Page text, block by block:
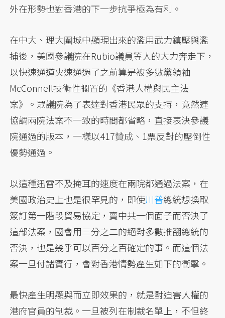
外在形勢也對香港的下一步抗爭極為有利。
在中大、理大圍城中顯現出來的濫用武力鎮壓與濫
捕後，美國參議院在Rubio議員等人的大力奔走下，
以快速通道火速通過了之前算是被多數黨領袖
McConnell技術性擱置的《香港人權與民主法
案》。眾議院為了表達對香港民眾的支持，竟然連
協調兩院法案不一致的時間都省略，直接表決參議
院通過的版本，一樣以417贊成、1票反對的壓倒性
優勢通過。
以這種迅雷不及掩耳的速度在兩院都通過法案，在
美國政治史上也是很罕見的，即使川普總統想換取
簽訂第一階段貿易協定，賣中共一個面子而否決了
這部法案，國會用三分之二的絕對多數推翻總統的
否決，也是幾乎可以百分之百確定的事。而這個法
案一旦付諸實行，會對香港情勢產生如下的衝擊。
最快產生明顯與而立即效果的，就是對迫害人權的
港府官員的制裁。一旦被列在制裁名單上，不但終